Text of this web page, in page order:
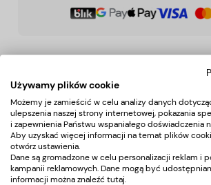
Opis
Cartridge do tatuażu El Cartel V2 - 0.30 18RS
Używamy plików cookie
Możemy je zamieścić w celu analizy danych
ulepszenia naszej strony internetowej, pokazania
i zapewnienia Państwu wspaniałego doświadczenia
Aby uzyskać więcej informacji na temat plików
otwórz ustawienia.
Dane są gromadzone w celu personalizacji reklam i
kampanii reklamowych. Dane mogą być
informacji można znaleźć tutaj